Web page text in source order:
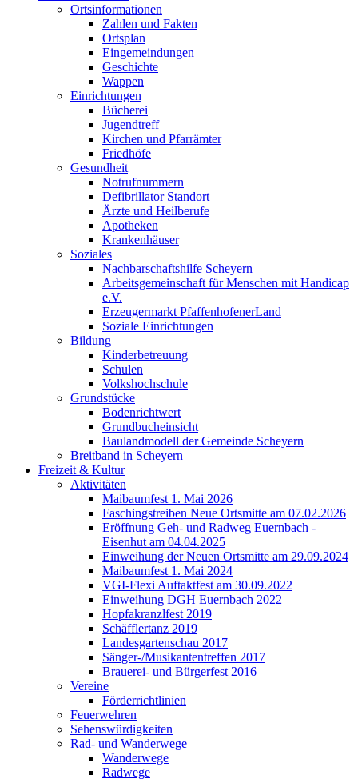
Ortsinformationen
Zahlen und Fakten
Ortsplan
Eingemeindungen
Geschichte
Wappen
Einrichtungen
Bücherei
Jugendtreff
Kirchen und Pfarrämter
Friedhöfe
Gesundheit
Notrufnummern
Defibrillator Standort
Ärzte und Heilberufe
Apotheken
Krankenhäuser
Soziales
Nachbarschaftshilfe Scheyern
Arbeitsgemeinschaft für Menschen mit Handicap
e.V.
Erzeugermarkt PfaffenhofenerLand
Soziale Einrichtungen
Bildung
Kinderbetreuung
Schulen
Volkshochschule
Grundstücke
Bodenrichtwert
Grundbucheinsicht
Baulandmodell der Gemeinde Scheyern
Breitband in Scheyern
Freizeit & Kultur
Aktivitäten
Maibaumfest 1. Mai 2026
Faschingstreiben Neue Ortsmitte am 07.02.2026
Eröffnung Geh- und Radweg Euernbach -
Eisenhut am 04.04.2025
Einweihung der Neuen Ortsmitte am 29.09.2024
Maibaumfest 1. Mai 2024
VGI-Flexi Auftaktfest am 30.09.2022
Einweihung DGH Euernbach 2022
Hopfakranzlfest 2019
Schäfflertanz 2019
Landesgartenschau 2017
Sänger-/Musikantentreffen 2017
Brauerei- und Bürgerfest 2016
Vereine
Förderrichtlinien
Feuerwehren
Sehenswürdigkeiten
Rad- und Wanderwege
Wanderwege
Radwege